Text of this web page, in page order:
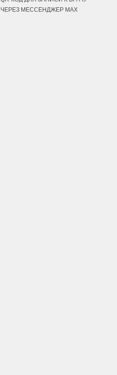
ЧЕРЕЗ МЕССЕНДЖЕР MAX